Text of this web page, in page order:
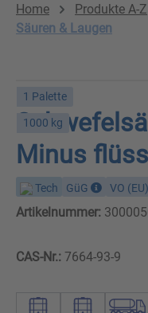
Home Produkte A-Z
Säuren & Laugen
1 Palette
1000 kg
Minus
Tech GüG VO
Artikelnummer:
CAS-Nr.: 7664-93-9